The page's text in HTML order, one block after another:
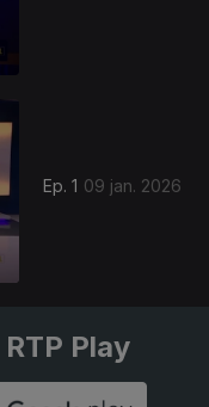
Ep. 1 09 jan. 2026
RTP Play